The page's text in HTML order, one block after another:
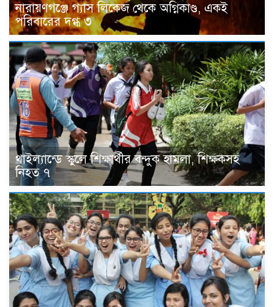
নারায়ণগঞ্জে গ্যাস লিকেজ থেকে অগ্নিকাণ্ড, একই
পরিবারের দগ্ধ ৩
থাইল্যান্ডে স্কুলে শিক্ষার্থীর বন্দুক হামলা, শিক্ষকসহ
নিহত ৭